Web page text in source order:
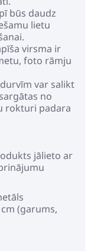
būs daudz
lietu
virsma ir
foto rāmju
var salikt
no
rokturi padara
jālieto ar
(garums,